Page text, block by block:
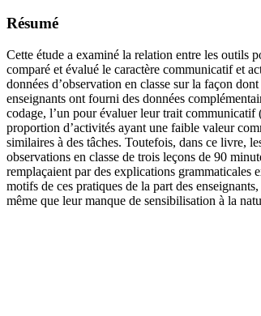
Résumé
Cette étude a examiné la relation entre les outils
comparé et évalué le caractère communicatif et
données d’observation en classe sur la façon
enseignants ont fourni des données
codage, l’un pour évaluer leur trait
proportion d’activités ayant une faible valeur
similaires à des tâches. Toutefois, dans ce livre,
observations en classe de trois leçons de 90
remplaçaient par des explications grammaticales
motifs de ces pratiques de la part des
même que leur manque de sensibilisation à la